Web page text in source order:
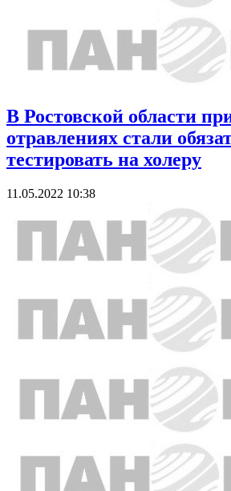
В Ростовской области
отравлениях стали
тестировать на холеру
11.05.2022 10:38